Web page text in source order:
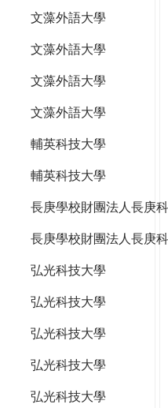
文藻外語大學
文藻外語大學
文藻外語大學
文藻外語大學
輔英科技大學
輔英科技大學
長庚學校財團法人長庚
長庚學校財團法人長庚
弘光科技大學
弘光科技大學
弘光科技大學
弘光科技大學
弘光科技大學